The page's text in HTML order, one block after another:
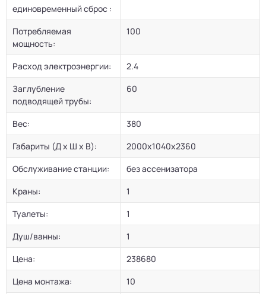
единовременный сброс :
Потребляемая
мощность:
100
Расход электроэнергии:
2.4
Заглубление
подводящей трубы:
60
Вес:
380
Габариты (Д х Ш х В):
2000x1040x2360
Обслуживание станции:
без ассенизатора
Краны:
1
Туалеты:
1
Душ/ванны:
1
Цена:
238680
Цена монтажа:
10